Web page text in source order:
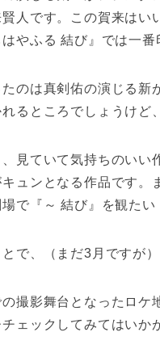
人です。この賀来はい
やふる 結び』では一番
のは真剣佑の演じる新
れるところでしょうけど
、見ていて気持ちのいい
ュンとなる作品です。
で『～ 結び』を観たい
とで、（まだ3月ですが
撮影舞台となったロケ
チェックしてみてはいか